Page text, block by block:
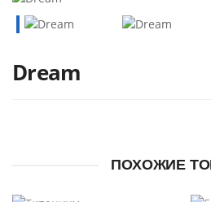
Dream
ПОХОЖИЕ